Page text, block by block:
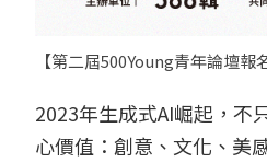
【第二屆500Young青年論壇
2023年生成式AI崛起，不
心價值：創意、文化、美